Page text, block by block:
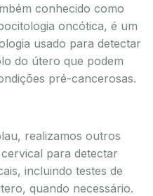
conhecido como
oncótica, é um
usado para detectar
do útero que podem
pré-cancerosas.
realizamos outros
para detectar
incluindo testes de
quando necessário.